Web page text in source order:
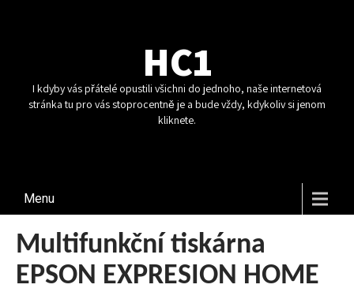
HC1
I kdyby vás přátelé opustili všichni do jednoho, naše internetová
stránka tu pro vás stoprocentně je a bude vždy, kdykoliv si jenom
kliknete.
Menu
Multifunkční tiskárna
EPSON EXPRESION HOME